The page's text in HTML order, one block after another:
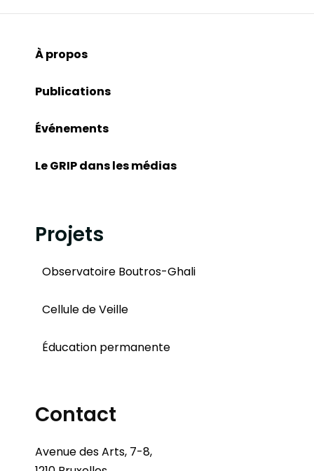
À propos
Publications
Événements
Le GRIP dans les médias
Projets
Observatoire Boutros-Ghali
Cellule de Veille
Éducation permanente
Contact
Avenue des Arts, 7-8,